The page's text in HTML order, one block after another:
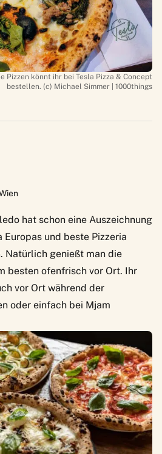
Pizzen könnt ihr bei Tesla Pizza & Concept
bestellen. (c) Michael Simmer | 1000things
hat schon eine Auszeichnung
und beste Pizzeria
Natürlich genießt man die
besten ofenfrisch vor Ort. Ihr
vor Ort während der
oder einfach bei Mjam